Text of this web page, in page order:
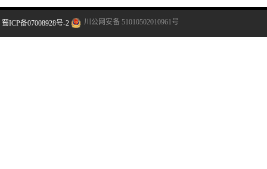
蜀ICP备07008928号-2 川公网安备 51010502010961号